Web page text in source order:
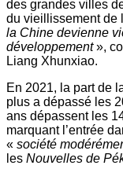
des grandes villes
du vieillissement de
la Chine devienne
développement»,
Liang Xhunxiao.
En 2021, la part de
plus a dépassé les
ans dépassent les
marquant l’entrée
« société
les Nouvelles de